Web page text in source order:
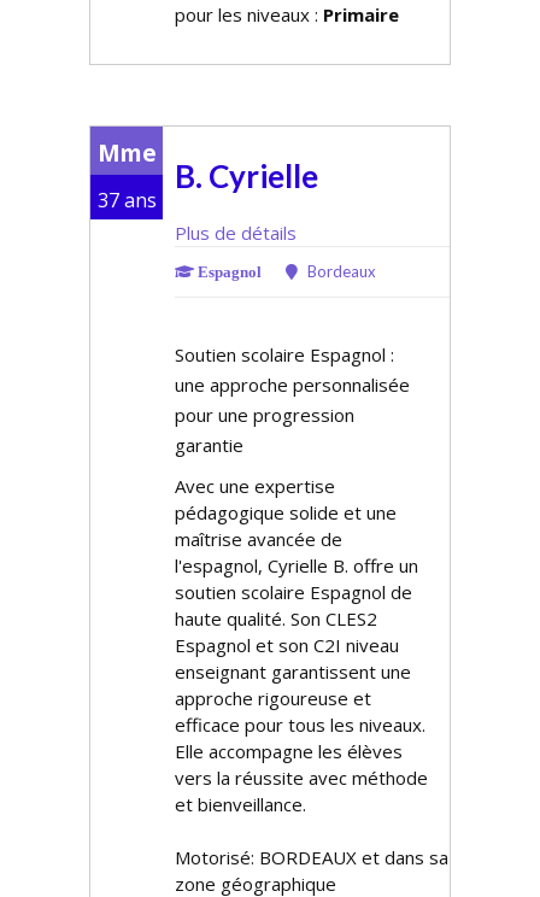
pour les niveaux : Primaire
Mme
37 ans
B. Cyrielle
Plus de détails
Espagnol Bordeaux
Soutien scolaire Espagnol :
une approche personnalisée
pour une progression
garantie
Avec une expertise
pédagogique solide et une
maîtrise avancée de
l'espagnol, Cyrielle B. offre un
soutien scolaire Espagnol de
haute qualité. Son CLES2
Espagnol et son C2I niveau
enseignant garantissent une
approche rigoureuse et
efficace pour tous les niveaux.
Elle accompagne les élèves
vers la réussite avec méthode
et bienveillance.
Motorisé: BORDEAUX et dans sa
zone géographique